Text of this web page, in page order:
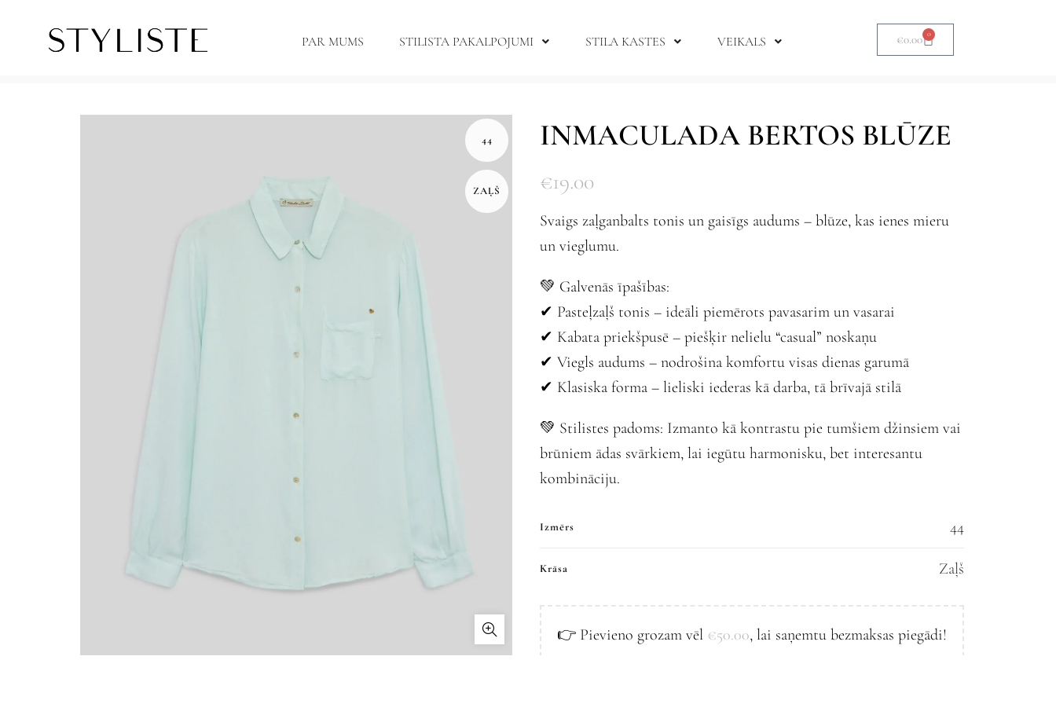
PAR MUMS STILISTA PAKALPOJUMI STILA KASTES VEIKALS €0.00 0
44
ZAĻŠ
INMACULADA BERTOS BLŪZE
€19.00
Svaigs zaļganbalts tonis un gaisīgs audums – blūze, kas ienes mieru
un vieglumu.
💚 Galvenās īpašības:
✔ Pasteļzaļš tonis – ideāli piemērots pavasarim un vasarai
✔ Kabata priekšpusē – piešķir nelielu “casual” noskaņu
✔ Viegls audums – nodrošina komfortu visas dienas garumā
✔ Klasiska forma – lieliski iederas kā darba, tā brīvajā stilā
💚 Stilistes padoms: Izmanto kā kontrastu pie tumšiem džinsiem vai
brūniem ādas svārkiem, lai iegūtu harmonisku, bet interesantu
kombināciju.
Izmērs 44
Krāsa Zaļš
👉 Pievieno grozam vēl €50.00, lai saņemtu bezmaksas piegādi!